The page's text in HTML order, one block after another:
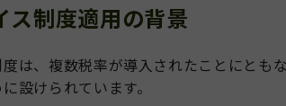
ス制度適用の背景
は、複数税率が導入されたことにとも
設けられています。